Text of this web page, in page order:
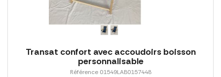
Transat confort avec accoudoirs boisson
personnalisable
Référence 01549LAB0157448